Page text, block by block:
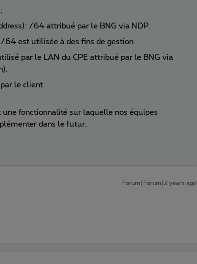
/64 attribué par le BNG via NDP.
64 est utilisée à des fins de gestion.
par le LAN du CPE attribué par le BNG via
le client.
une fonctionnalité sur laquelle nos équipes
dans le futur.
Forum|Forum|2 years ago